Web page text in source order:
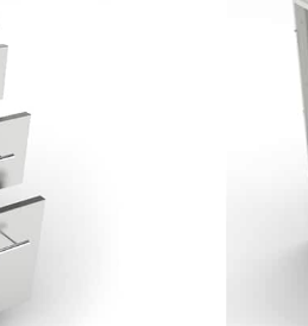
*משתתף במשלוח חינם (*ברכישה מעל
בלבד | *ללא כפל מבצעים והנחות)